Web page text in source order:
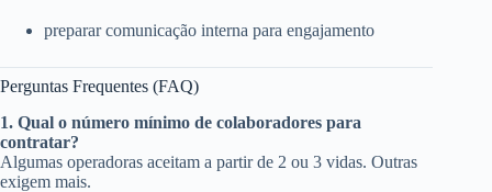
preparar comunicação interna para engajamento
Perguntas Frequentes (FAQ)
1. Qual o número mínimo de colaboradores para
contratar?
Algumas operadoras aceitam a partir de 2 ou 3 vidas. Outras
exigem mais.